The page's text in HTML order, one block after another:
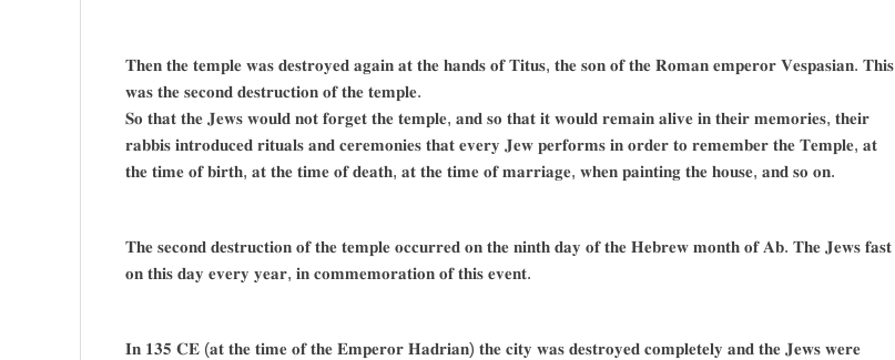
𝐓𝐡𝐞𝐧 𝐭𝐡𝐞 𝐭𝐞𝐦𝐩𝐥𝐞 𝐰𝐚𝐬 𝐝𝐞𝐬𝐭𝐫𝐨𝐲𝐞𝐝 𝐚𝐠𝐚𝐢𝐧 𝐚𝐭 𝐭𝐡𝐞 𝐡𝐚𝐧𝐝𝐬 𝐨𝐟 𝐓𝐢𝐭𝐮𝐬, 𝐭𝐡𝐞 𝐬𝐨𝐧 𝐨𝐟 𝐭𝐡𝐞 𝐑𝐨𝐦𝐚𝐧 𝐞𝐦𝐩𝐞𝐫𝐨𝐫 𝐕𝐞𝐬𝐩𝐚𝐬𝐢𝐚𝐧. 𝐓𝐡𝐢𝐬
𝐰𝐚𝐬 𝐭𝐡𝐞 𝐬𝐞𝐜𝐨𝐧𝐝 𝐝𝐞𝐬𝐭𝐫𝐮𝐜𝐭𝐢𝐨𝐧 𝐨𝐟 𝐭𝐡𝐞 𝐭𝐞𝐦𝐩𝐥𝐞.
𝐒𝐨 𝐭𝐡𝐚𝐭 𝐭𝐡𝐞 𝐉𝐞𝐰𝐬 𝐰𝐨𝐮𝐥𝐝 𝐧𝐨𝐭 𝐟𝐨𝐫𝐠𝐞𝐭 𝐭𝐡𝐞 𝐭𝐞𝐦𝐩𝐥𝐞, 𝐚𝐧𝐝 𝐬𝐨 𝐭𝐡𝐚𝐭 𝐢𝐭 𝐰𝐨𝐮𝐥𝐝 𝐫𝐞𝐦𝐚𝐢𝐧 𝐚𝐥𝐢𝐯𝐞 𝐢𝐧 𝐭𝐡𝐞𝐢𝐫 𝐦𝐞𝐦𝐨𝐫𝐢𝐞𝐬, 𝐭𝐡𝐞𝐢𝐫
𝐫𝐚𝐛𝐛𝐢𝐬 𝐢𝐧𝐭𝐫𝐨𝐝𝐮𝐜𝐞𝐝 𝐫𝐢𝐭𝐮𝐚𝐥𝐬 𝐚𝐧𝐝 𝐜𝐞𝐫𝐞𝐦𝐨𝐧𝐢𝐞𝐬 𝐭𝐡𝐚𝐭 𝐞𝐯𝐞𝐫𝐲 𝐉𝐞𝐰 𝐩𝐞𝐫𝐟𝐨𝐫𝐦𝐬 𝐢𝐧 𝐨𝐫𝐝𝐞𝐫 𝐭𝐨 𝐫𝐞𝐦𝐞𝐦𝐛𝐞𝐫 𝐭𝐡𝐞 𝐓𝐞𝐦𝐩𝐥𝐞, 𝐚𝐭
𝐭𝐡𝐞 𝐭𝐢𝐦𝐞 𝐨𝐟 𝐛𝐢𝐫𝐭𝐡, 𝐚𝐭 𝐭𝐡𝐞 𝐭𝐢𝐦𝐞 𝐨𝐟 𝐝𝐞𝐚𝐭𝐡, 𝐚𝐭 𝐭𝐡𝐞 𝐭𝐢𝐦𝐞 𝐨𝐟 𝐦𝐚𝐫𝐫𝐢𝐚𝐠𝐞, 𝐰𝐡𝐞𝐧 𝐩𝐚𝐢𝐧𝐭𝐢𝐧𝐠 𝐭𝐡𝐞 𝐡𝐨𝐮𝐬𝐞, 𝐚𝐧𝐝 𝐬𝐨 𝐨𝐧.
𝐓𝐡𝐞 𝐬𝐞𝐜𝐨𝐧𝐝 𝐝𝐞𝐬𝐭𝐫𝐮𝐜𝐭𝐢𝐨𝐧 𝐨𝐟 𝐭𝐡𝐞 𝐭𝐞𝐦𝐩𝐥𝐞 𝐨𝐜𝐜𝐮𝐫𝐫𝐞𝐝 𝐨𝐧 𝐭𝐡𝐞 𝐧𝐢𝐧𝐭𝐡 𝐝𝐚𝐲 𝐨𝐟 𝐭𝐡𝐞 𝐇𝐞𝐛𝐫𝐞𝐰 𝐦𝐨𝐧𝐭𝐡 𝐨𝐟 𝐀𝐛. 𝐓𝐡𝐞 𝐉𝐞𝐰𝐬 𝐟𝐚𝐬𝐭
𝐨𝐧 𝐭𝐡𝐢𝐬 𝐝𝐚𝐲 𝐞𝐯𝐞𝐫𝐲 𝐲𝐞𝐚𝐫, 𝐢𝐧 𝐜𝐨𝐦𝐦𝐞𝐦𝐨𝐫𝐚𝐭𝐢𝐨𝐧 𝐨𝐟 𝐭𝐡𝐢𝐬 𝐞𝐯𝐞𝐧𝐭.
𝐈𝐧 𝟏𝟑𝟓 𝐂𝐄 (𝐚𝐭 𝐭𝐡𝐞 𝐭𝐢𝐦𝐞 𝐨𝐟 𝐭𝐡𝐞 𝐄𝐦𝐩𝐞𝐫𝐨𝐫 𝐇𝐚𝐝𝐫𝐢𝐚𝐧) 𝐭𝐡𝐞 𝐜𝐢𝐭𝐲 𝐰𝐚𝐬 𝐝𝐞𝐬𝐭𝐫𝐨𝐲𝐞𝐝 𝐜𝐨𝐦𝐩𝐥𝐞𝐭𝐞𝐥𝐲 𝐚𝐧𝐝 𝐭𝐡𝐞 𝐉𝐞𝐰𝐬 𝐰𝐞𝐫𝐞